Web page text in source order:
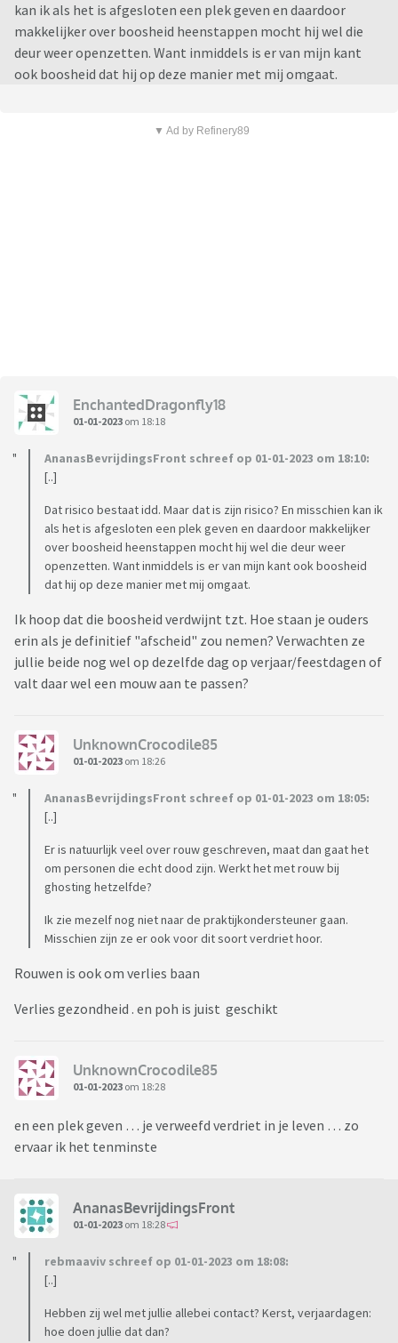
kan ik als het is afgesloten een plek geven en daardoor
makkelijker over boosheid heenstappen mocht hij wel die
deur weer openzetten. Want inmiddels is er van mijn kant
ook boosheid dat hij op deze manier met mij omgaat.
▼ Ad by Refinery89
EnchantedDragonfly18
01-01-2023 om 18:18
AnanasBevrijdingsFront schreef op 01-01-2023 om 18:10:
[..]
Dat risico bestaat idd. Maar dat is zijn risico? En misschien kan ik
als het is afgesloten een plek geven en daardoor makkelijker
over boosheid heenstappen mocht hij wel die deur weer
openzetten. Want inmiddels is er van mijn kant ook boosheid
dat hij op deze manier met mij omgaat.
Ik hoop dat die boosheid verdwijnt tzt. Hoe staan je ouders
erin als je definitief "afscheid" zou nemen? Verwachten ze
jullie beide nog wel op dezelfde dag op verjaar/feestdagen of
valt daar wel een mouw aan te passen?
UnknownCrocodile85
01-01-2023 om 18:26
AnanasBevrijdingsFront schreef op 01-01-2023 om 18:05:
[..]
Er is natuurlijk veel over rouw geschreven, maat dan gaat het
om personen die echt dood zijn. Werkt het met rouw bij
ghosting hetzelfde?
Ik zie mezelf nog niet naar de praktijkondersteuner gaan.
Misschien zijn ze er ook voor dit soort verdriet hoor.
Rouwen is ook om verlies baan
Verlies gezondheid . en poh is juist geschikt
UnknownCrocodile85
01-01-2023 om 18:28
en een plek geven … je verweefd verdriet in je leven … zo
ervaar ik het tenminste
AnanasBevrijdingsFront
01-01-2023 om 18:28
rebmaaviv schreef op 01-01-2023 om 18:08:
[..]
Hebben zij wel met jullie allebei contact? Kerst, verjaardagen:
hoe doen jullie dat dan?